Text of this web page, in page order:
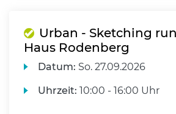
Urban - Sketching
Haus Rodenberg
Datum: So. 27.09.2026
Uhrzeit: 10:00 - 16:00 Uhr